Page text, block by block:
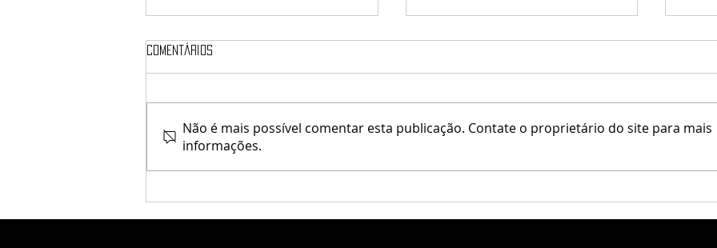
elune / Verx
Comentários
Não é mais possível comentar esta publicação. Contate o proprietário do site para mais
informações.